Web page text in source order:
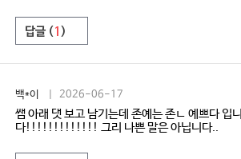
답글 ( 1 )
백*이 | 2026-06-17
쌤 아래 댓 보고 남기는데 존예는 존ㄴ 예쁘다 입니
다!!!!!!!!!!!!! 그리 나쁜 말은 아닙니다..